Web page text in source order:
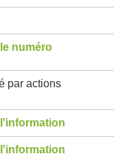
numéro
par actions